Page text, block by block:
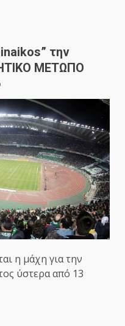
την
ΜΕΤΩΠΟ
η μάχη για την
ύστερα από 13